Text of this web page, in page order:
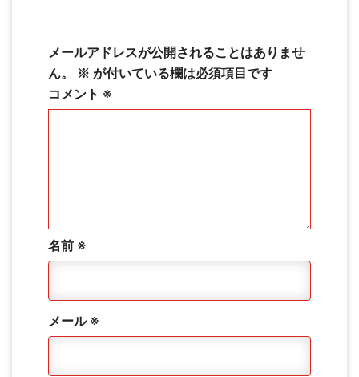
メールアドレスが公開されることはありませ
ん。
※ が付いている欄は必須項目です
コメント ※
名前 ※
メール ※